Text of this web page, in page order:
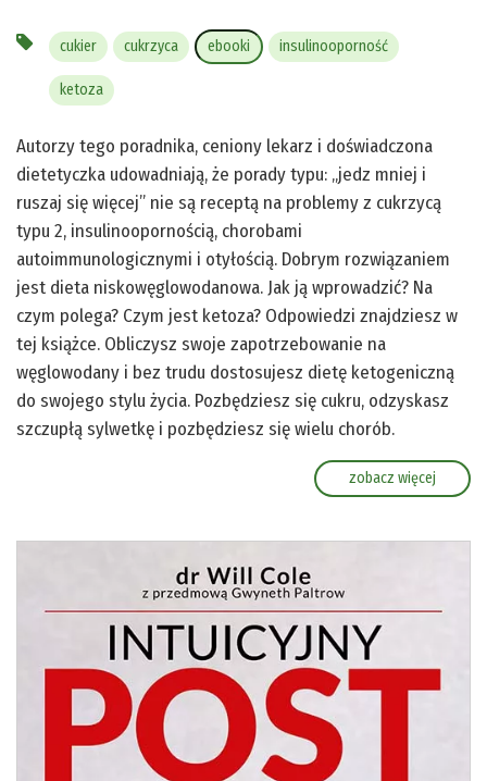
cukier cukrzyca ebooki insulinooporność
ketoza
Autorzy tego poradnika, ceniony lekarz i doświadczona
dietetyczka udowadniają, że porady typu: „jedz mniej i
ruszaj się więcej” nie są receptą na problemy z cukrzycą
typu 2, insulinoopornością, chorobami
autoimmunologicznymi i otyłością. Dobrym rozwiązaniem
jest dieta niskowęglowodanowa. Jak ją wprowadzić? Na
czym polega? Czym jest ketoza? Odpowiedzi znajdziesz w
tej książce. Obliczysz swoje zapotrzebowanie na
węglowodany i bez trudu dostosujesz dietę ketogeniczną
do swojego stylu życia. Pozbędziesz się cukru, odzyskasz
szczupłą sylwetkę i pozbędziesz się wielu chorób.
zobacz więcej